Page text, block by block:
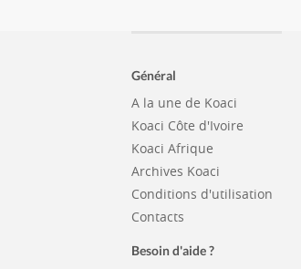
Général
A la une de Koaci
Koaci Côte d'Ivoire
Koaci Afrique
Archives Koaci
Conditions d'utilisation
Contacts
Besoin d'aide ?